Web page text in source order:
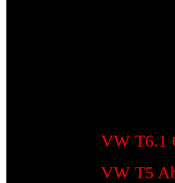
VW T6.1
VW T5